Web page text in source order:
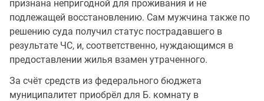
признана непригодной для проживания и не
подлежащей восстановлению. Сам мужчина также по
решению суда получил статус пострадавшего в
результате ЧС, и, соответственно, нуждающимся в
предоставлении жилья взамен утраченного.
За счёт средств из федерального бюджета
муниципалитет приобрёл для Б. комнату в